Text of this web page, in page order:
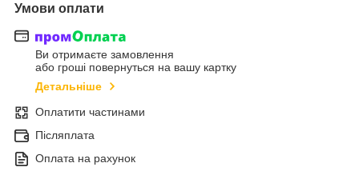
Умови оплати
Ви отримаєте замовлення
або гроші повернуться на вашу картку
Детальніше
Оплатити частинами
Післяплата
Оплата на рахунок